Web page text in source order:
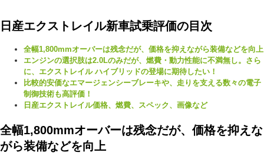
日産エクストレイル新車試乗評価の目次
全幅1,800mmオーバーは残念だが、価格を抑えながら装備などを向上
エンジンの選択肢は2.0Lのみだが、燃費・動力性能に不満無し。さら
に、エクストレイル ハイブリッドの登場に期待したい！
比較的安価なエマージェンシーブレーキや、走りを支える数々の電子
制御技術も高評価！
日産エクストレイル価格、燃費、スペック、画像など
全幅1,800mmオーバーは残念だが、価格を抑えな
がら装備などを向上